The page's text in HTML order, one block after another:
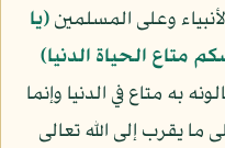
وعلى المسلمين﴿يا
متاع الحياة الدنيا﴾
به متاع في الدنيا وإنما
ما يقرب إلى الله تعالى